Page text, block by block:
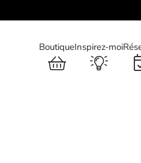
BoutiqueInspirez-moi